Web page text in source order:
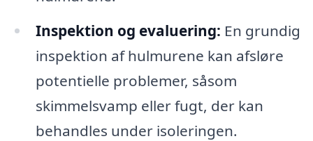
Inspektion og evaluering: En grundig
inspektion af hulmurene kan afsløre
potentielle problemer, såsom
skimmelsvamp eller fugt, der kan
behandles under isoleringen.